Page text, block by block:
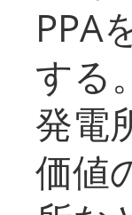
PPA
する
発電
価値